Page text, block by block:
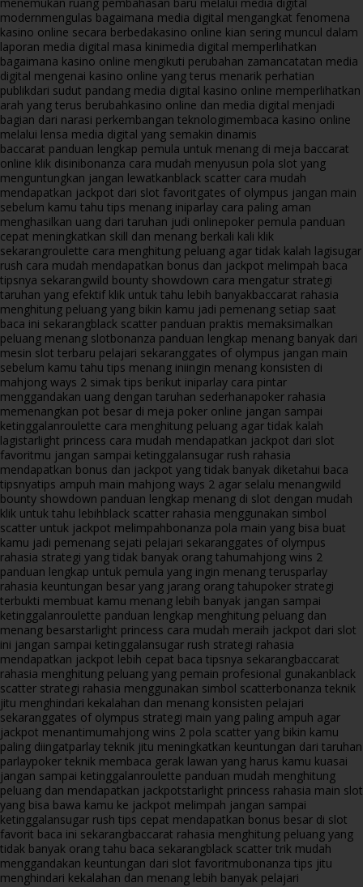
menemukan ruang pembahasan baru melalui media digital
modernmengulas bagaimana media digital mengangkat fenomena
kasino online secara berbedakasino online kian sering muncul dalam
laporan media digital masa kinimedia digital memperlihatkan
bagaimana kasino online mengikuti perubahan zamancatatan media
digital mengenai kasino online yang terus menarik perhatian
publikdari sudut pandang media digital kasino online memperlihatkan
arah yang terus berubahkasino online dan media digital menjadi
bagian dari narasi perkembangan teknologimembaca kasino online
melalui lensa media digital yang semakin dinamis
baccarat panduan lengkap pemula untuk menang di meja baccarat
online klik disinibonanza cara mudah menyusun pola slot yang
menguntungkan jangan lewatkanblack scatter cara mudah
mendapatkan jackpot dari slot favoritgates of olympus jangan main
sebelum kamu tahu tips menang iniparlay cara paling aman
menghasilkan uang dari taruhan judi onlinepoker pemula panduan
cepat meningkatkan skill dan menang berkali kali klik
sekarangroulette cara menghitung peluang agar tidak kalah lagisugar
rush cara mudah mendapatkan bonus dan jackpot melimpah baca
tipsnya sekarangwild bounty showdown cara mengatur strategi
taruhan yang efektif klik untuk tahu lebih banyakbaccarat rahasia
menghitung peluang yang bikin kamu jadi pemenang setiap saat
baca ini sekarangblack scatter panduan praktis memaksimalkan
peluang menang slotbonanza panduan lengkap menang banyak dari
mesin slot terbaru pelajari sekaranggates of olympus jangan main
sebelum kamu tahu tips menang iniingin menang konsisten di
mahjong ways 2 simak tips berikut iniparlay cara pintar
menggandakan uang dengan taruhan sederhanapoker rahasia
memenangkan pot besar di meja poker online jangan sampai
ketinggalanroulette cara menghitung peluang agar tidak kalah
lagistarlight princess cara mudah mendapatkan jackpot dari slot
favoritmu jangan sampai ketinggalansugar rush rahasia
mendapatkan bonus dan jackpot yang tidak banyak diketahui baca
tipsnyatips ampuh main mahjong ways 2 agar selalu menangwild
bounty showdown panduan lengkap menang di slot dengan mudah
klik untuk tahu lebihblack scatter rahasia menggunakan simbol
scatter untuk jackpot melimpahbonanza pola main yang bisa buat
kamu jadi pemenang sejati pelajari sekaranggates of olympus
rahasia strategi yang tidak banyak orang tahumahjong wins 2
panduan lengkap untuk pemula yang ingin menang terusparlay
rahasia keuntungan besar yang jarang orang tahupoker strategi
terbukti membuat kamu menang lebih banyak jangan sampai
ketinggalanroulette panduan lengkap menghitung peluang dan
menang besarstarlight princess cara mudah meraih jackpot dari slot
ini jangan sampai ketinggalansugar rush strategi rahasia
mendapatkan jackpot lebih cepat baca tipsnya sekarangbaccarat
rahasia menghitung peluang yang pemain profesional gunakanblack
scatter strategi rahasia menggunakan simbol scatterbonanza teknik
jitu menghindari kekalahan dan menang konsisten pelajari
sekaranggates of olympus strategi main yang paling ampuh agar
jackpot menantimumahjong wins 2 pola scatter yang bikin kamu
paling diingatparlay teknik jitu meningkatkan keuntungan dari taruhan
parlaypoker teknik membaca gerak lawan yang harus kamu kuasai
jangan sampai ketinggalanroulette panduan mudah menghitung
peluang dan mendapatkan jackpotstarlight princess rahasia main slot
yang bisa bawa kamu ke jackpot melimpah jangan sampai
ketinggalansugar rush tips cepat mendapatkan bonus besar di slot
favorit baca ini sekarangbaccarat rahasia menghitung peluang yang
tidak banyak orang tahu baca sekarangblack scatter trik mudah
menggandakan keuntungan dari slot favoritmubonanza tips jitu
menghindari kekalahan dan menang lebih banyak pelajari